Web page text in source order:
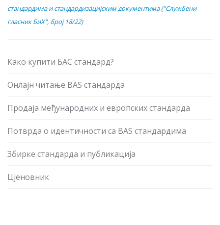
стандардима и стандардизацијским документима ("Службени
гласник БиХ", број 18/22)
Како купити БАС стандард?
Онлајн читање BAS стандарда
Продаја међународних и европских стандарда
Потврда о идентичности са BAS стандардима
Збирке стандарда и публикација
Цјеновник